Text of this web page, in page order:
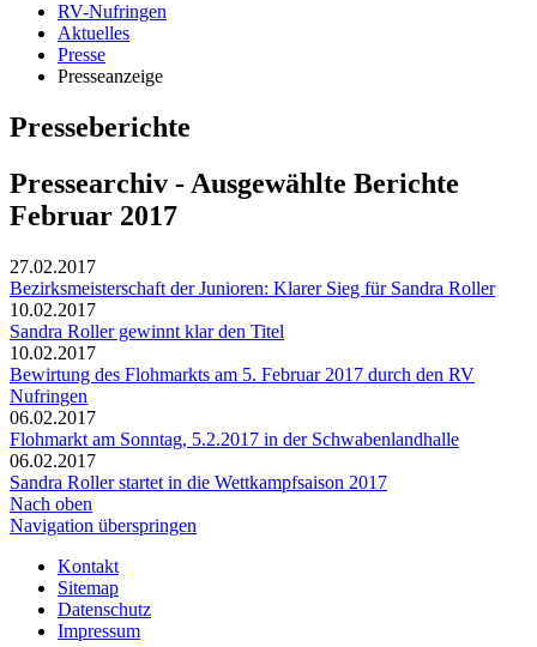
RV-Nufringen
Aktuelles
Presse
Presseanzeige
Presseberichte
Pressearchiv - Ausgewählte Berichte
Februar 2017
27.02.2017
Bezirksmeisterschaft der Junioren: Klarer Sieg für Sandra Roller
10.02.2017
Sandra Roller gewinnt klar den Titel
10.02.2017
Bewirtung des Flohmarkts am 5. Februar 2017 durch den RV
Nufringen
06.02.2017
Flohmarkt am Sonntag, 5.2.2017 in der Schwabenlandhalle
06.02.2017
Sandra Roller startet in die Wettkampfsaison 2017
Nach oben
Navigation überspringen
Kontakt
Sitemap
Datenschutz
Impressum